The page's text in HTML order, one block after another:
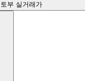
부 실거래가